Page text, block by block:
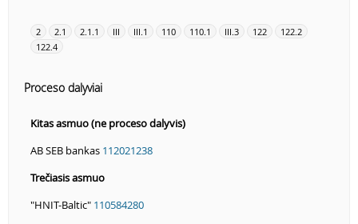
2 2.1 2.1.1 III III.1 110 110.1 III.3 122
122.2
122.4
Proceso dalyviai
Kitas asmuo (ne proceso dalyvis)
AB SEB bankas 112021238
Trečiasis asmuo
"HNIT-Baltic" 110584280